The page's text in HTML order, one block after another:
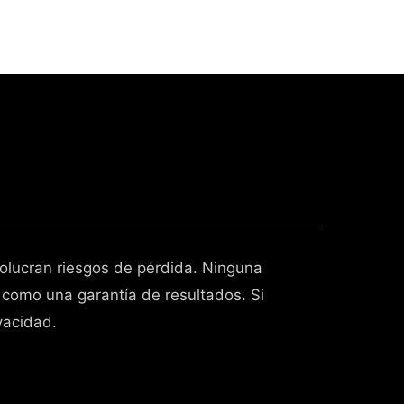
riesgos de pérdida. Ninguna
una garantía de resultados. Si